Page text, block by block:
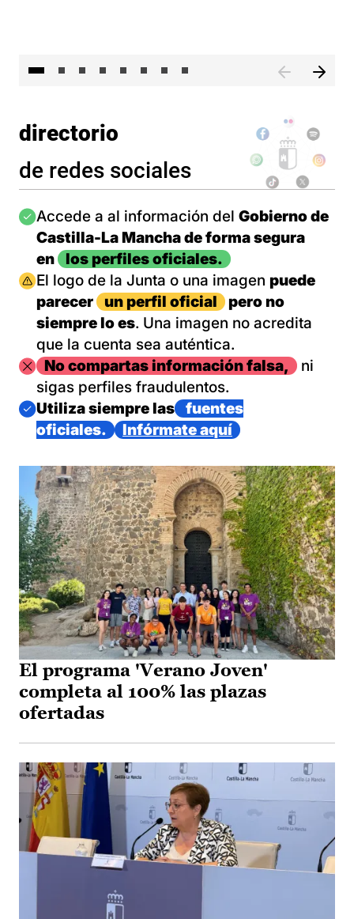
directorio
de redes sociales
Imagen
Accede a al información del Gobierno de
Castilla-La Mancha de forma segura
en
los perfiles oficiales.
Imagen
El logo de la Junta o una imagen puede
parecer
un perfil oficial
pero no
siempre lo es. Una imagen no acredita
que la cuenta sea auténtica.
ImagenNo compartas información falsa,
ni
sigas perfiles fraudulentos.
Imagen
Utiliza siempre las
fuentes
oficiales.
Infórmate aquí
El programa 'Verano Joven'
completa al 100% las plazas
ofertadas